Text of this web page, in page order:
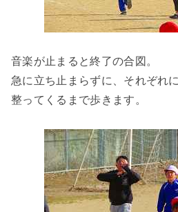
音楽が止まると終了の合図。
急に立ち止まらずに、それぞれ
整ってくるまで歩きます。